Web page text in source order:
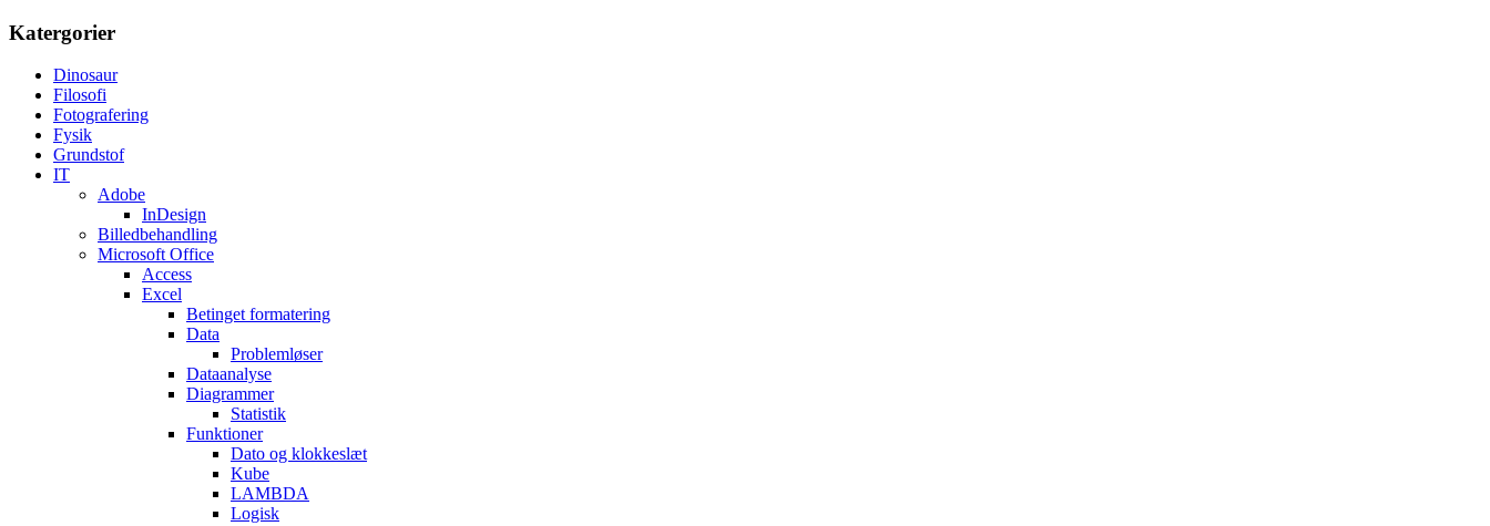
Katergorier
Dinosaur
Filosofi
Fotografering
Fysik
Grundstof
IT
Adobe
InDesign
Billedbehandling
Microsoft Office
Access
Excel
Betinget formatering
Data
Problemløser
Dataanalyse
Diagrammer
Statistik
Funktioner
Dato og klokkeslæt
Kube
LAMBDA
Logisk